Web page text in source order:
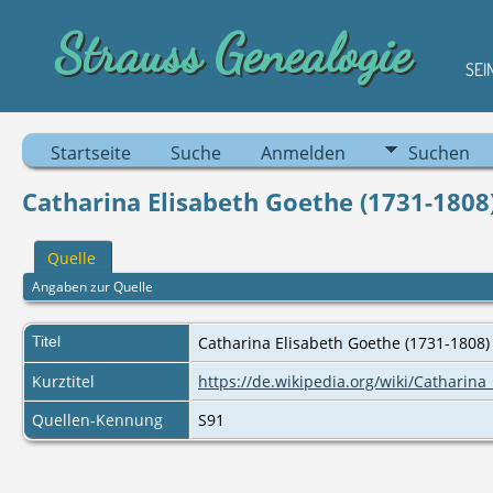
Strauss Genealogie
Startseite Suche Anmelden Suchen
Catharina Elisabeth Goethe (1731-
Quelle
Angaben zur Quelle
Titel
Catharina Elisabeth Goethe (1731-1808)
Kurztitel
https://de.wikipedia.org/wiki/
Quellen-Kennung
S91